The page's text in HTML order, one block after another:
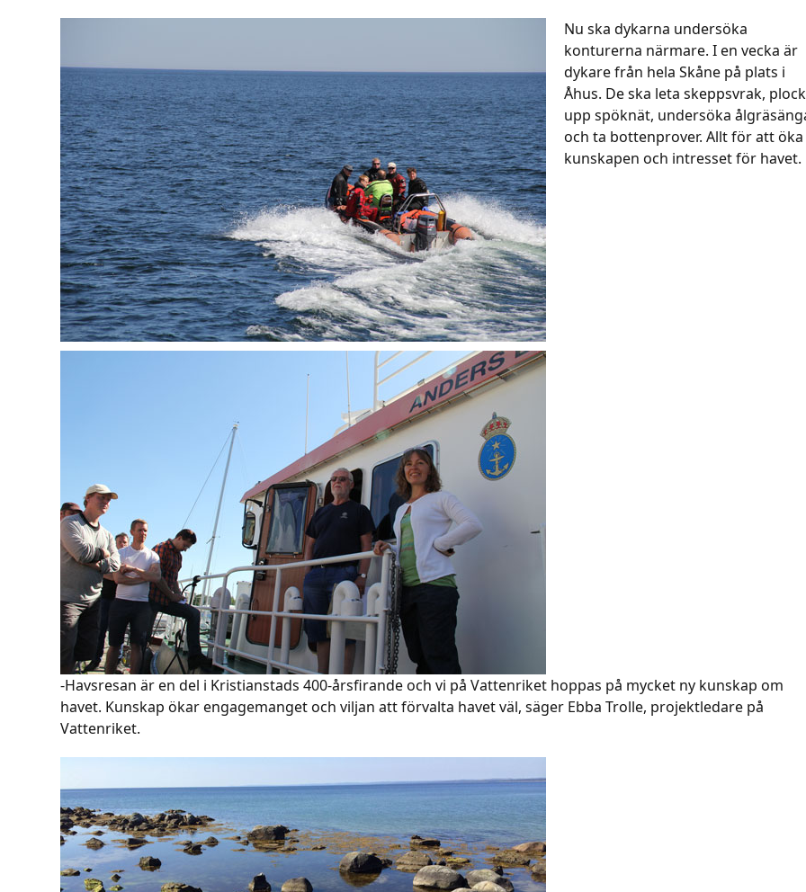
Nu ska dykarna undersöka
konturerna närmare. I en vecka är
dykare från hela Skåne på plats i
Åhus. De ska leta skeppsvrak,
upp spöknät, undersöka
och ta bottenprover. Allt för att öka
kunskapen och intresset för havet.
-Havsresan är en del i Kristianstads 400-årsfirande och vi på Vattenriket hoppas på mycket ny kunskap om
havet. Kunskap ökar engagemanget och viljan att förvalta havet väl, säger Ebba Trolle, projektledare på
Vattenriket.